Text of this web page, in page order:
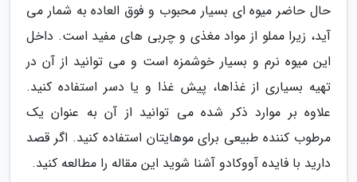
حال حاضر میوه ای بسیار محبوب و فوق العاده به شمار می
آید، زیرا مملو از مواد مغذی و چربی های مفید است. داخل
این میوه نرم و بسیار خوشمزه است و می توانید از آن در
تهیه بسیاری از غذاها، پیش غذا و یا دسر استفاده کنید.
علاوه بر موارد ذکر شده می توانید از آن به عنوان یک
مرطوب کننده طبیعی برای موهایتان استفاده کنید. اگر قصد
دارید با فایده آووکادو آشنا شوید این مقاله را مطالعه کنید.